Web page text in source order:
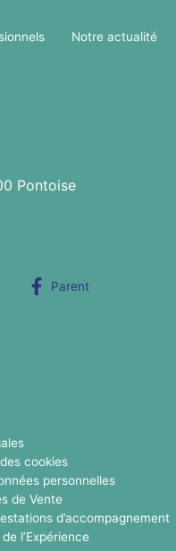
Notre actualité
Pontoise
Parent
cookies
personnelles
de Vente
d’accompagnement
l’Expérience